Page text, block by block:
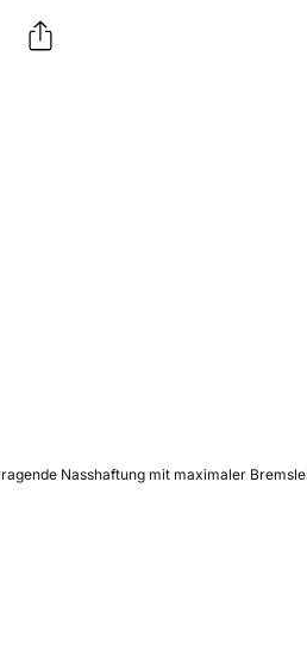
Nasshaftung mit maximaler